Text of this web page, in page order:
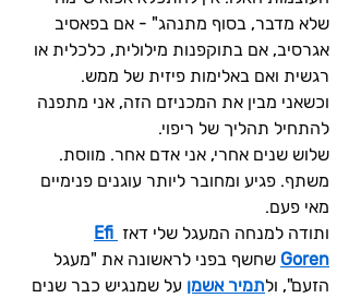
שלא מדבר, בסוף מתנהג" - אם בפאסיב
אגרסיב, אם בתוקפנות מילולית, כלכלית או
רגשית ואם באלימות פיזית של ממש.
וכשאני מבין את המכניזם הזה, אני מתפנה
להתחיל תהליך של ריפוי.
שלוש שנים אחרי, אני אדם אחר. מווסת.
משתף. פגיע ומחובר ליותר עוגנים פנימיים
מאי פעם.
ותודה למנחה המעגל שלי דאז Efi
Goren שחשף בפני לראשונה את "מעגל
הזעם", ולתמיר אשמן על שמנגיש כבר שנים